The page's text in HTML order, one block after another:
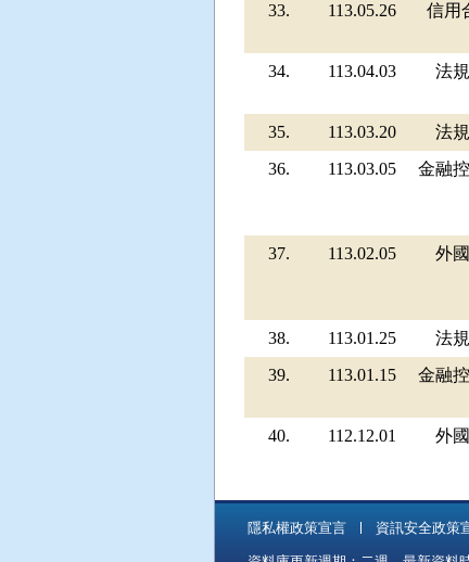
33.
113.05.26 信用
34.
113.04.03 法
35.
113.03.20 法
36.
113.03.05 金融
37.
113.02.05 外
38.
113.01.25 法
39.
113.01.15 金融
40.
112.12.01 外
隱私權政策宣言 資訊安全政策